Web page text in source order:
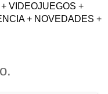
VIDEOJUEGOS +
+ NOVEDADES +